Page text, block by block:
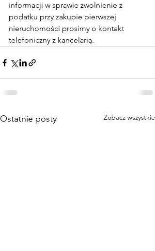
informacji w sprawie zwolnienie z
podatku przy zakupie pierwszej
nieruchomości prosimy o kontakt
telefoniczny z kancelarią.
Ostatnie posty Zobacz wszystkie